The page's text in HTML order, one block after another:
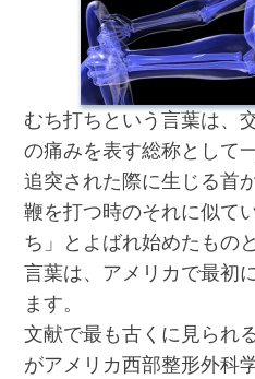
むち打ちという言葉は、
の痛みを表す総称として
追突された際に生じる首
鞭を打つ時のそれに似て
ち」とよばれ始めたもの
言葉は、アメリカで最初
ます。
文献で最も古くに見られ
がアメリカ西部整形外科